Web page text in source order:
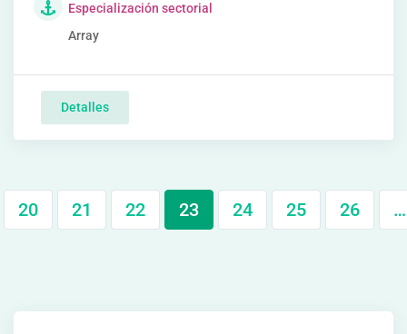
Especialización sectorial
Array
Detalles
20 21 22 23 24 25 26 …